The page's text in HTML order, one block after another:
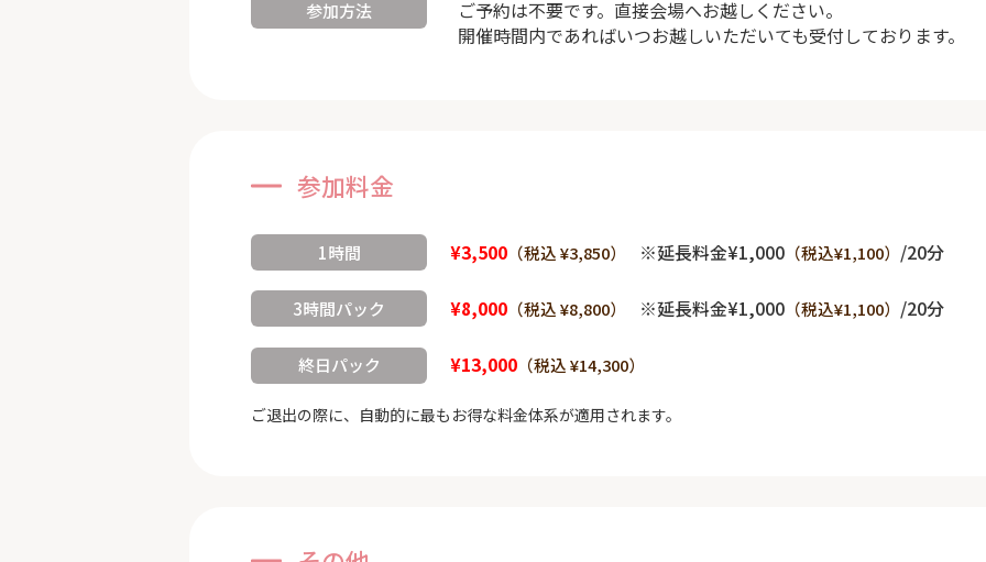
参加方法
ご予約は不要です。直接会場へお越しください。
開催時間内であればいつお越しいただいても受付しております。
参加料金
1時間 ¥3,500 （税込 ¥3,850） ※延長料金¥1,000 （税込¥1,100） /20分
3時間パック ¥8,000 （税込 ¥8,800） ※延長料金¥1,000 （税込¥1,100） /20分
終日パック ¥13,000 （税込 ¥14,300）
ご退出の際に、自動的に最もお得な料金体系が適用されます。